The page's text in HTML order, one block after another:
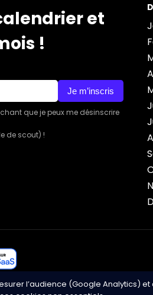
l’audience (Google Analytics)
et
!
Je m’inscris
que je peux me désinscrire
de scout) !